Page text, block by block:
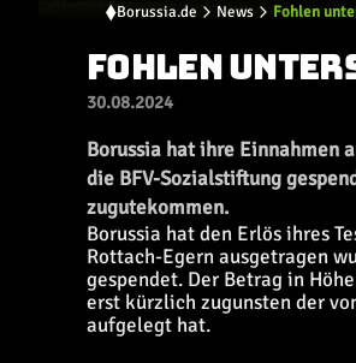
Borussia.de News Fohlen
FOHLEN
30.08.2024
Borussia hat ihre Einnahmen
die BFV-Sozialstiftung
zugutekommen.
Borussia hat den Erlös ihres
Rottach-Egern ausgetragen
gespendet. Der Betrag in
erst kürzlich zugunsten der
aufgelegt hat.